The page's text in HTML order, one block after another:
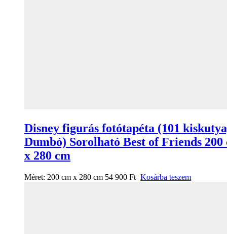
Disney figurás fotótapéta (101
Dumbó) Sorolható Best of Friends 200
x 280 cm
Méret: 200 cm x 280 cm 54 900 Ft Kosárba teszem